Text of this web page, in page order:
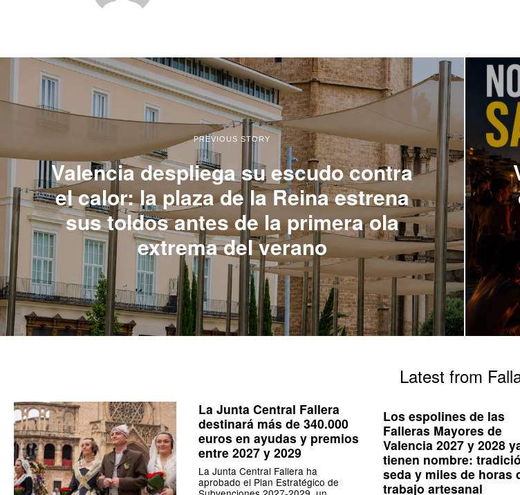
PREVIOUS STORY
Valencia despliega su escudo contra
el calor: la plaza de la Reina estrena
sus toldos antes de la primera ola
extrema del verano
Latest from
La Junta Central Fallera
destinará más de 340.000
euros en ayudas y premios
entre 2027 y 2029
La Junta Central Fallera ha
aprobado el Plan Estratégico de
Los espolines de las
Falleras Mayores de
Valencia 2027 y 2028
tienen nombre:
seda y miles de horas
trabajo artesanal